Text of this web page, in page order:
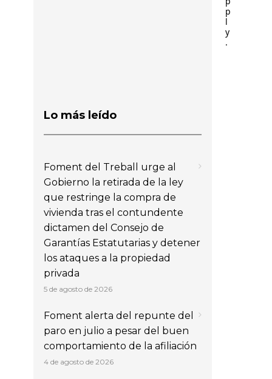
p
l
y
.
Lo más leído
Foment del Treball urge al
Gobierno la retirada de la ley
que restringe la compra de
vivienda tras el contundente
dictamen del Consejo de
Garantías Estatutarias y detener
los ataques a la propiedad
privada
5 de agosto de 2026
Foment alerta del repunte del
paro en julio a pesar del buen
comportamiento de la afiliación
4 de agosto de 2026